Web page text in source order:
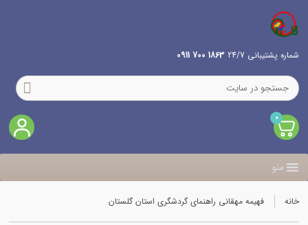
شماره پشتیبانی 24/7 1863 700 0911
0
منو
خانه فهیمه مهقانی راهنمای گردشگری استان گلستان